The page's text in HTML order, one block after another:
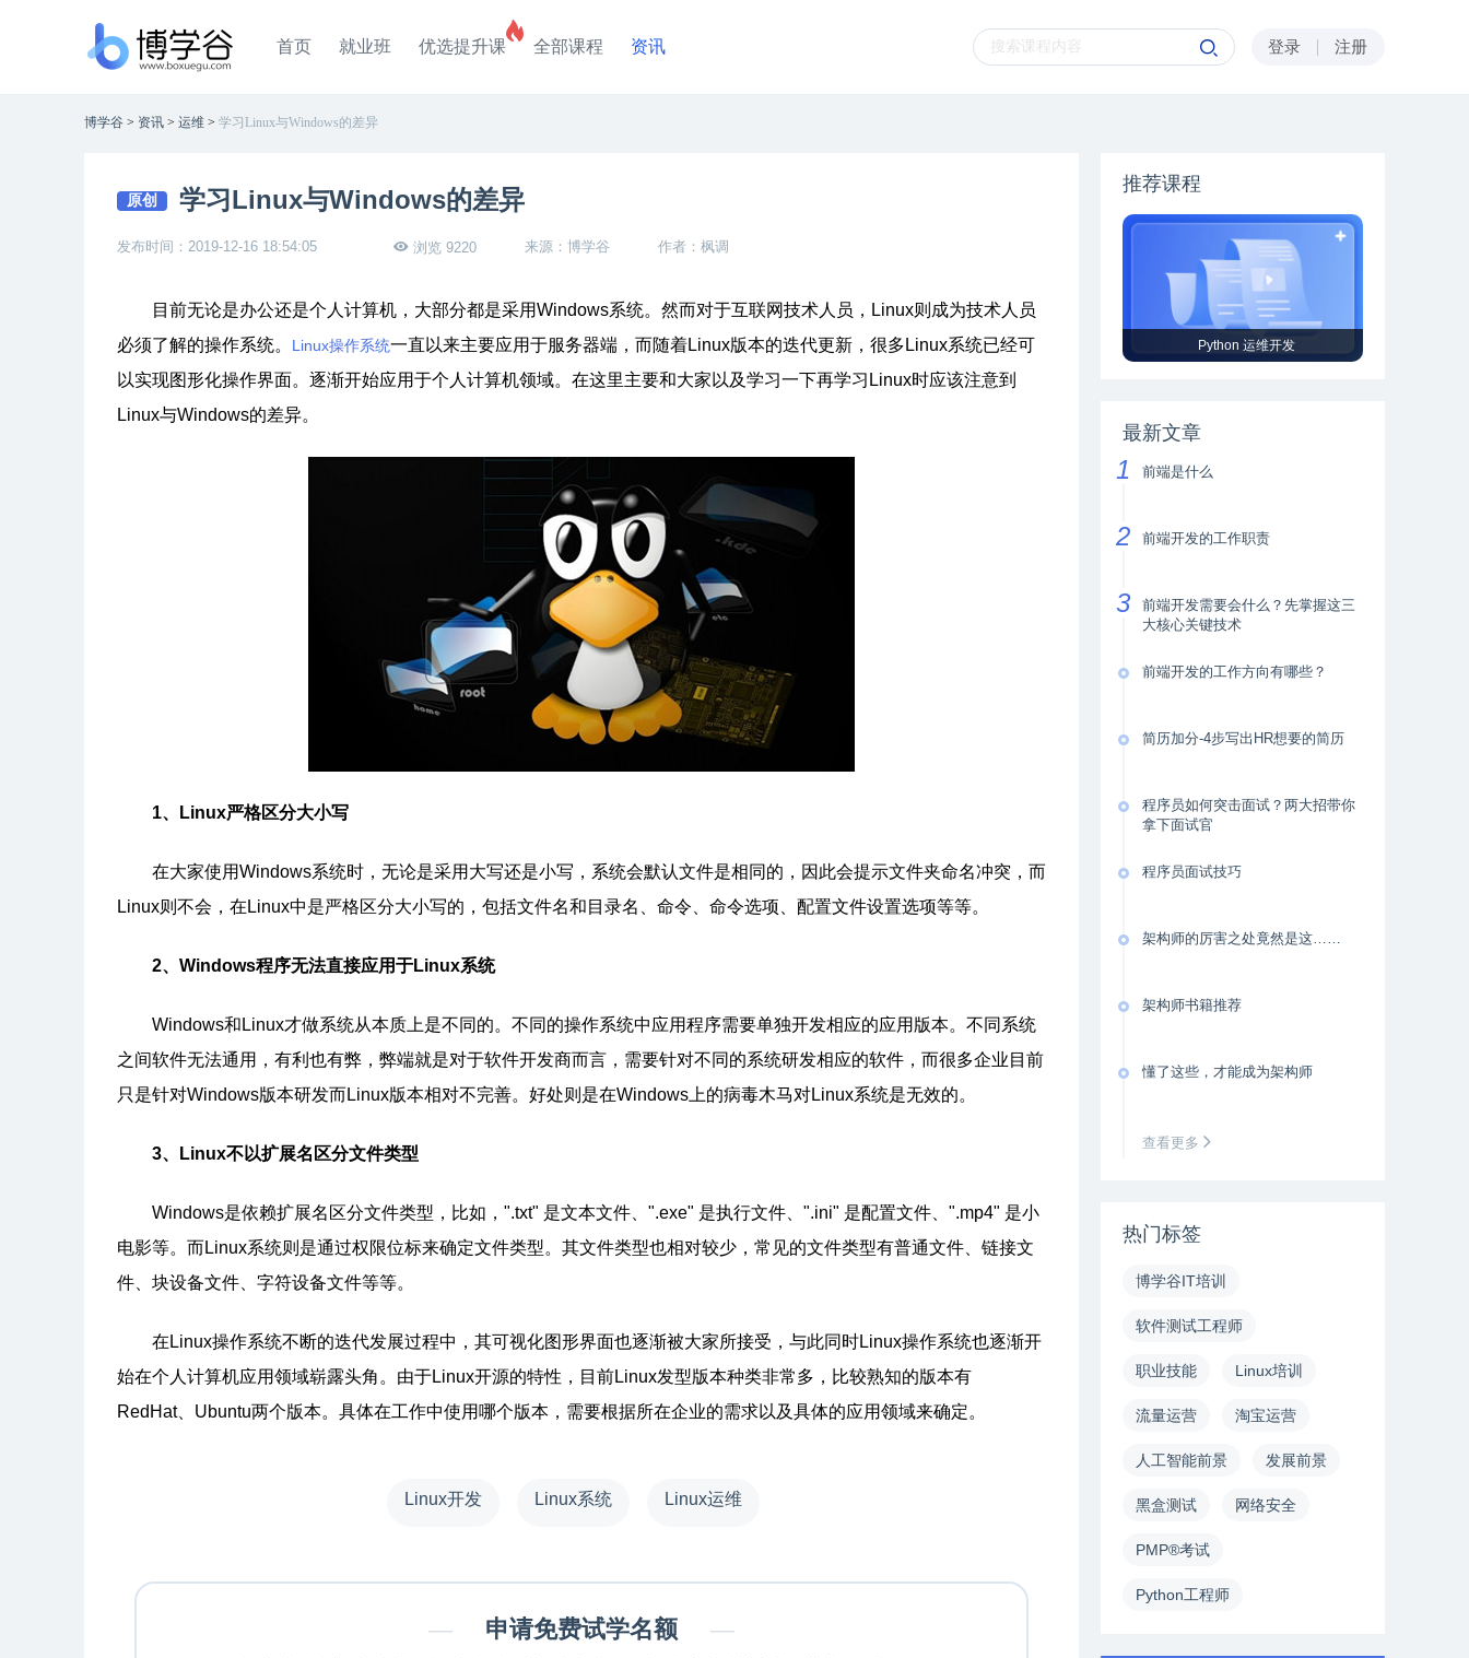
首页 就业班 优选提升课 全部课程 资讯 登录 注册
博学谷 > 资讯 > 运维 > 学习Linux与Windows的差异
原创 学习Linux与Windows的差异
发布时间：2019-12-16 18:54:05 浏览 9220 来源：博学谷 作者：枫调
目前无论是办公还是个人计算机，大部分都是采用Windows系统。然而对于互联网技术人员，Linux则成为技术人员
必须了解的操作系统。 Linux操作系统一直以来主要应用于服务器端，而随着Linux版本的迭代更新，很多Linux系统已经可
以实现图形化操作界面。逐渐开始应用于个人计算机领域。在这里主要和大家以及学习一下再学习Linux时应该注意到
Linux与Windows的差异。
1、Linux严格区分大小写
在大家使用Windows系统时，无论是采用大写还是小写，系统会默认文件是相同的，因此会提示文件夹命名冲突，而
Linux则不会，在Linux中是严格区分大小写的，包括文件名和目录名、命令、命令选项、配置文件设置选项等等。
2、Windows程序无法直接应用于Linux系统
Windows和Linux才做系统从本质上是不同的。不同的操作系统中应用程序需要单独开发相应的应用版本。不同系统
之间软件无法通用，有利也有弊，弊端就是对于软件开发商而言，需要针对不同的系统研发相应的软件，而很多企业目前
只是针对Windows版本研发而Linux版本相对不完善。好处则是在Windows上的病毒木马对Linux系统是无效的。
3、Linux不以扩展名区分文件类型
Windows是依赖扩展名区分文件类型，比如，".txt" 是文本文件、".exe" 是执行文件、".ini" 是配置文件、".mp4" 是小
电影等。而Linux系统则是通过权限位标来确定文件类型。其文件类型也相对较少，常见的文件类型有普通文件、链接文
件、块设备文件、字符设备文件等等。
在Linux操作系统不断的迭代发展过程中，其可视化图形界面也逐渐被大家所接受，与此同时Linux操作系统也逐渐开
始在个人计算机应用领域崭露头角。由于Linux开源的特性，目前Linux发型版本种类非常多，比较熟知的版本有
RedHat、Ubuntu两个版本。具体在工作中使用哪个版本，需要根据所在企业的需求以及具体的应用领域来确定。
Linux开发 Linux系统 Linux运维
— 申请免费试学名额 —
推荐课程
Python 运维开发
最新文章
前端是什么
前端开发的工作职责
前端开发需要会什么？先掌握这三
大核心关键技术
前端开发的工作方向有哪些？
简历加分-4步写出HR想要的简历
程序员如何突击面试？两大招带你
拿下面试官
程序员面试技巧
架构师的厉害之处竟然是这……
架构师书籍推荐
懂了这些，才能成为架构师
查看更多
热门标签
博学谷IT培训
软件测试工程师
职业技能 Linux培训
流量运营 淘宝运营
人工智能前景 发展前景
黑盒测试 网络安全
PMP®考试
Python工程师